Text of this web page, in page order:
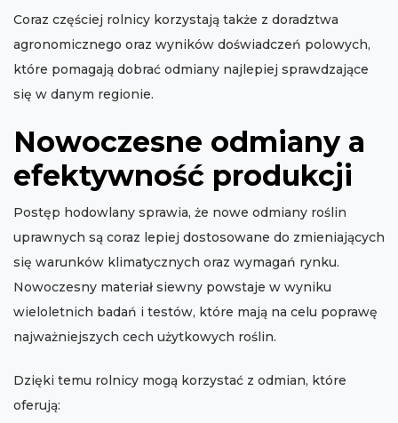
Coraz częściej rolnicy korzystają także z doradztwa
agronomicznego oraz wyników doświadczeń polowych,
które pomagają dobrać odmiany najlepiej sprawdzające
się w danym regionie.
Nowoczesne odmiany a
efektywność produkcji
Postęp hodowlany sprawia, że nowe odmiany roślin
uprawnych są coraz lepiej dostosowane do zmieniających
się warunków klimatycznych oraz wymagań rynku.
Nowoczesny materiał siewny powstaje w wyniku
wieloletnich badań i testów, które mają na celu poprawę
najważniejszych cech użytkowych roślin.
Dzięki temu rolnicy mogą korzystać z odmian, które
oferują: